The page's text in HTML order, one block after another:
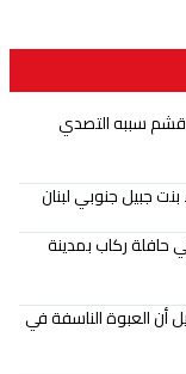
قشم سببه التصدي
جبيل جنوبي لبنان
حافلة ركاب بمدينة
أن العبوة الناسفة في